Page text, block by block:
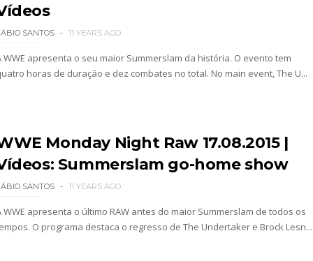
Andrade El Idolo vence combate de tripla
Riders vencem confronto caótico após
derrota no Underground Match
SANTOS 11 YEARS AGO
WWE apresenta o seu maior Summerslam da história. O evento tem
horas de duração e dez combates no total. No main event, The U...
Monday Night Raw 17.08.2015 |
Summerslam go-home show
SANTOS 11 YEARS AGO
WWE apresenta o último RAW antes do maior Summerslam de todos os
O programa destaca o regresso de The Undertaker e Brock Lesn...